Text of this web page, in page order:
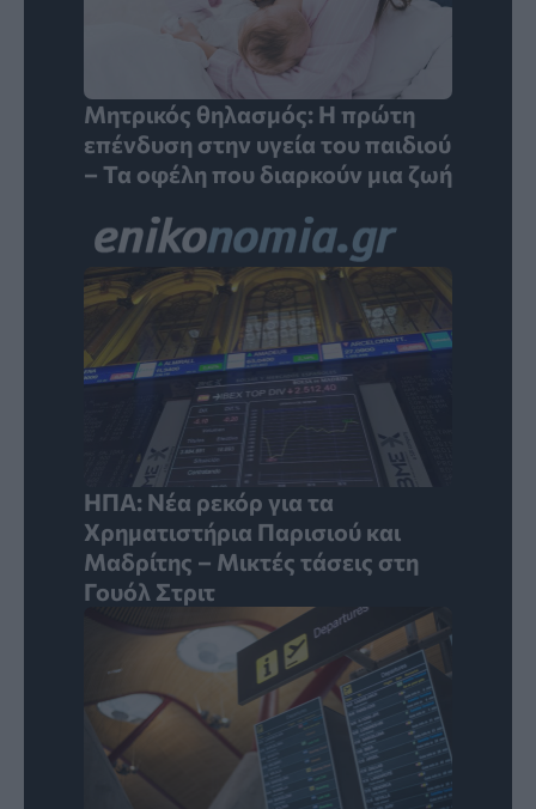
Μητρικός θηλασμός: Η πρώτη
επένδυση στην υγεία του παιδιού
– Τα οφέλη που διαρκούν μια ζωή
ΗΠΑ: Νέα ρεκόρ για τα
Χρηματιστήρια Παρισιού και
Μαδρίτης – Μικτές τάσεις στη
Γουόλ Στριτ